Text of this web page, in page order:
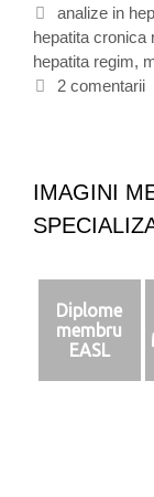
E
t
i
c
e
analize in
hepatita cronica
hepatita regim,
2 comentarii
IMAGINI
Diplome
membru
EASL